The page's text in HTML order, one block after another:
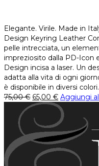
Elegante. Virile. Made in
Design Keyring Leather
pelle intrecciata, un
impreziosito dalla PD-Icon
Design incisa a laser. Un
adatta alla vita di ogni
è disponibile in diversi colori.
75,00€ 65,00 € Aggiungi